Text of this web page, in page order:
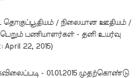
தொகுப்பூதியம் / நிலையான ஊதியம் /
பெறும் பணியாளர்கள் - தனி உயர்வு
April 22, 2015)
- 01.01.2015 முதற்கொண்டு